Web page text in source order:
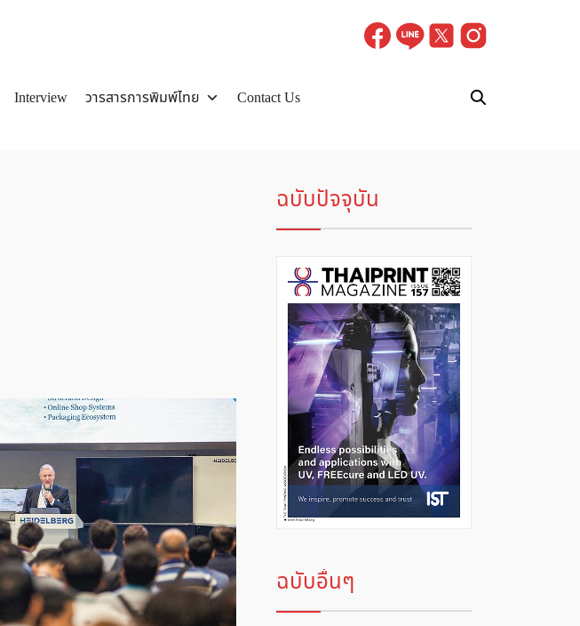
Interview วารสารการพิมพ์ไทย
Contact Us
ฉบับปัจจุบัน
ฉบับอื่นๆ